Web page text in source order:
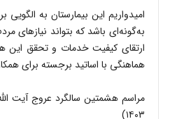
امیدواریم این بیمارستان به
به‌گونه‌ای باشد که بتواند نیازهای
ارتقای کیفیت خدمات و تحقق این
هماهنگی با اساتید برجسته برای
۱۴۰۳)